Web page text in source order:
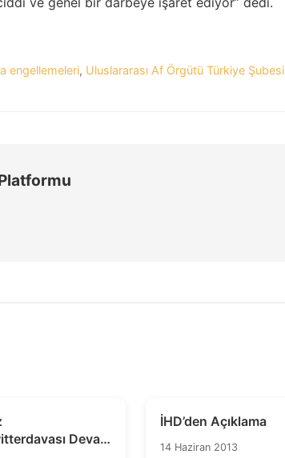
engellemeleri, Uluslararası Af Örgütü Türkiye Şubesi
Devam
İHD’den Açıklama
14 Haziran 2013